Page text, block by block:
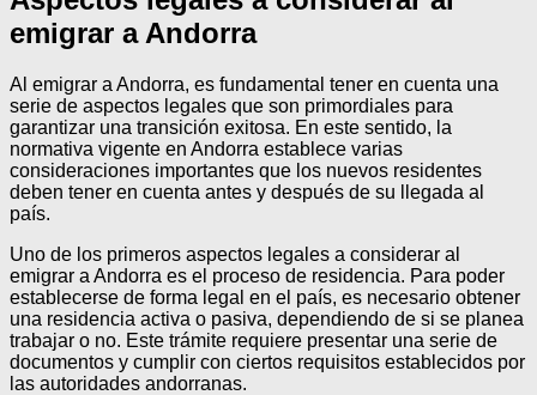
emigrar a Andorra
Al emigrar a Andorra, es fundamental tener en cuenta una
serie de aspectos legales que son primordiales para
garantizar una transición exitosa. En este sentido, la
normativa vigente en Andorra establece varias
consideraciones importantes que los nuevos residentes
deben tener en cuenta antes y después de su llegada al
país.
Uno de los primeros aspectos legales a considerar al
emigrar a Andorra es el proceso de residencia. Para poder
establecerse de forma legal en el país, es necesario obtener
una residencia activa o pasiva, dependiendo de si se planea
trabajar o no. Este trámite requiere presentar una serie de
documentos y cumplir con ciertos requisitos establecidos por
las autoridades andorranas.